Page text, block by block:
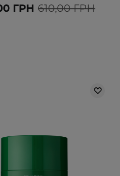
610,00 ГРН
ГРН